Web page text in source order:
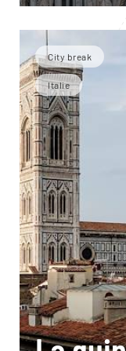
City break
Italie